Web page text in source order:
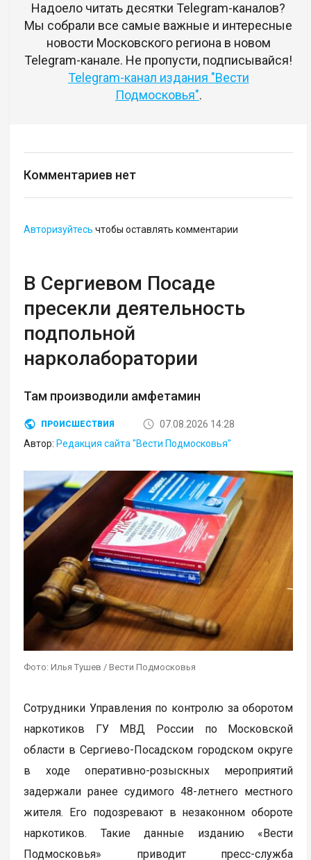
Надоело читать десятки Telegram-каналов?
Мы собрали все самые важные и интересные
новости Московского региона в новом
Telegram-канале. Не пропусти, подписывайся!
Telegram-канал издания "Вести
Подмосковья".
Комментариев нет
Авторизуйтесь чтобы оставлять комментарии
В Сергиевом Посаде
пресекли деятельность
подпольной
нарколаборатории
Там производили амфетамин
ПРОИСШЕСТВИЯ
07.08.2026 14:28
Автор: Редакция сайта "Вести Подмосковья"
Фото: Илья Тушев / Вести Подмосковья
Сотрудники Управления по контролю за оборотом
наркотиков ГУ МВД России по Московской
области в Сергиево-Посадском городском округе
в ходе оперативно-розыскных мероприятий
задержали ранее судимого 48-летнего местного
жителя. Его подозревают в незаконном обороте
наркотиков. Такие данные изданию «Вести
Подмосковья» приводит пресс-служба